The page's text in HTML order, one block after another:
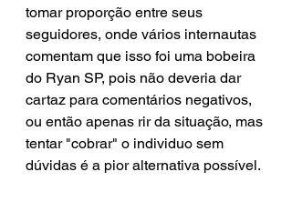
tomar proporção entre seus
seguidores, onde vários internautas
comentam que isso foi uma bobeira
do Ryan SP, pois não deveria dar
cartaz para comentários negativos,
ou então apenas rir da situação, mas
tentar "cobrar" o individuo sem
dúvidas é a pior alternativa possível.